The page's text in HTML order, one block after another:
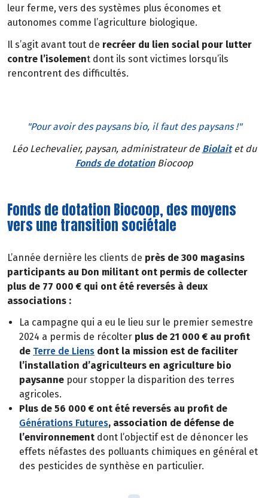
leur ferme, vers des systèmes plus économes et
autonomes comme l’agriculture biologique.
Il s’agit avant tout de recréer du lien social pour lutter
contre l’isolement dont ils sont victimes lorsqu’ils
rencontrent des difficultés.
"Pour avoir des paysans bio, il faut des paysans !"
Léo Lechevalier, paysan, administrateur de Biolaitet du
Fonds de dotationBiocoop
Fonds de dotation Biocoop, des moyens
vers une transition sociétale
L’année dernière les clients de près de 300 magasins
participants au Don militant ont permis de collecter
plus de 77 000 € qui ont été reversés à deux
associations :
La campagne qui a eu le lieu sur le premier semestre
2024 a permis de récolter plus de 21 000 € au profit
de Terre de Liens dont la mission est de faciliter
l’installation d’agriculteurs en agriculture bio
paysanne pour stopper la disparition des terres
agricoles.
Plus de 56 000 € ont été reversés au profit de
Générations Futures, association de défense de
l’environnement dont l’objectif est de dénoncer les
effets néfastes des polluants chimiques en général et
des pesticides de synthèse en particulier.